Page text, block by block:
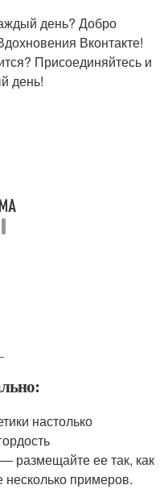
день? Добро
Вконтакте!
Присоединяйтесь и
день!
настолько
размещайте ее так, как
примеров.